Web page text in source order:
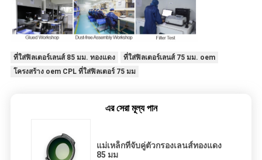
ที่ใส่ฟิลเตอร์เลนส์ 85 มม. ทองแดง
ที่ใส่ฟิลเตอร์เลนส์ 75 มม. oem
โครงสร้าง oem CPL ที่ใส่ฟิลเตอร์ 75 มม
এর সেরা মূল্য পান
แม่เหล็กที่จับคู่ตัวกรองเลนส์ทองแดง
85 มม